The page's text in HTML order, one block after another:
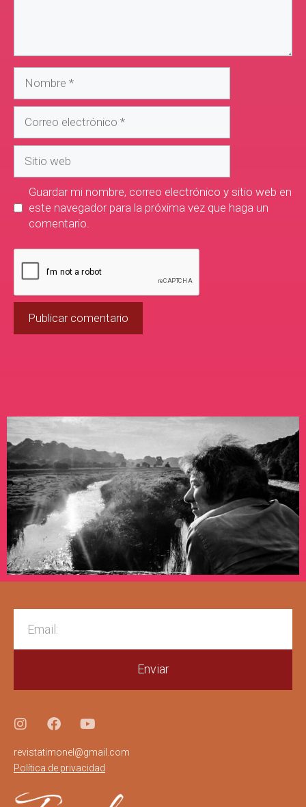
Guardar mi nombre, correo electrónico y sitio web en
este navegador para la próxima vez que haga un
comentario.
Enviar
revistatimonel@gmail.com
Política de privacidad